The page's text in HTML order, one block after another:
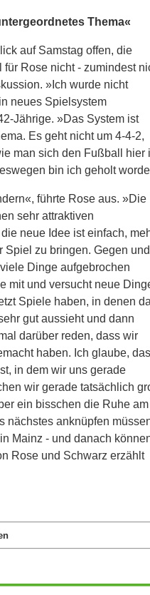
Thema«
auf Samstag offen, die
Rose nicht - zumindest
»Ich wurde nicht
neues Spielsystem
Jährige. »Das System ist
Es geht nicht um 4-4-2,
man sich den Fußball hier
bin ich geholt
führte Rose aus. »Die
sehr attraktiven
neue Idee ist einfach,
Spiel zu bringen. Gegen
Dinge aufgebrochen
mit und versucht neue
Spiele haben, in denen
gut aussieht und dann
darüber reden, dass wir
haben. Ich glaube,
in dem wir uns gerade
wir gerade tatsächlich
ein bisschen die Ruhe am
nächstes anknüpfen
Mainz - und danach
Rose und Schwarz erzählt